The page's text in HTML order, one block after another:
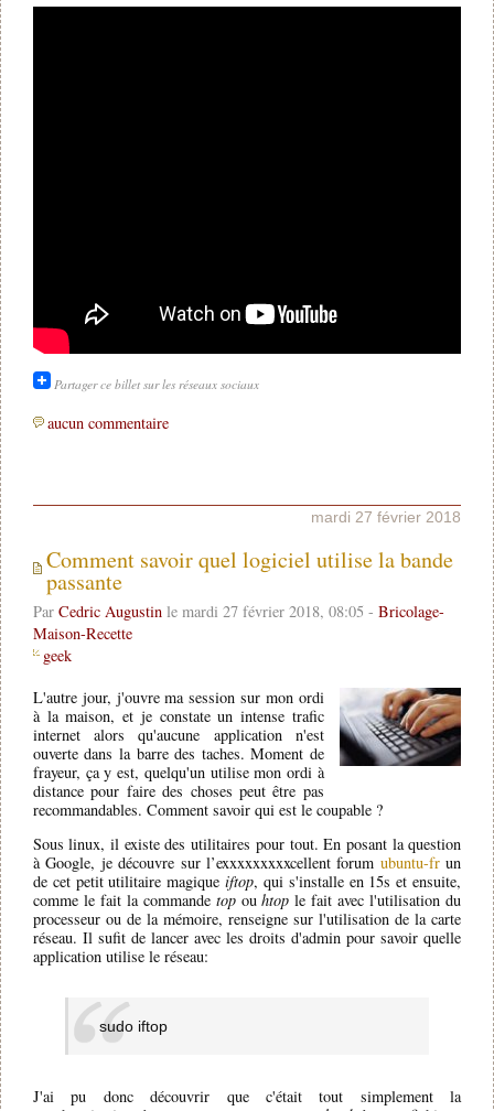
Partager ce billet sur les réseaux sociaux
aucun commentaire
mardi 27 février 2018
Comment savoir quel logiciel utilise la bande
passante
Par Cedric Augustinle mardi 27 février 2018, 08:05 - Bricolage-
Maison-Recette
geek
L'autre jour, j'ouvre ma session sur mon ordi
à la maison, et je constate un intense trafic
internet alors qu'aucune application n'est
ouverte dans la barre des taches. Moment de
frayeur, ça y est, quelqu'un utilise mon ordi à
distance pour faire des choses peut être pas
recommandables. Comment savoir qui est le coupable ?
Sous linux, il existe des utilitaires pour tout. En posant la question
à Google, je découvre sur l’exxxxxxxxxcellent forum ubuntu-frun
de cet petit utilitaire magiqueiftop, qui s'installe en 15s et ensuite,
comme le fait la commande topouhtop le fait avec l'utilisation du
processeur ou de la mémoire, renseigne sur l'utilisation de la carte
réseau. Il sufit de lancer avec les droits d'admin pour savoir quelle
application utilise le réseau:
sudo iftop
J'ai pu donc découvrir que c'était tout simplement la